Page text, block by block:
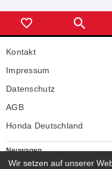
Kontakt
Impressum
Datenschutz
AGB
Honda Deutschland
Neuwagen
Honda Neuwagen
Wir setzen auf unserer